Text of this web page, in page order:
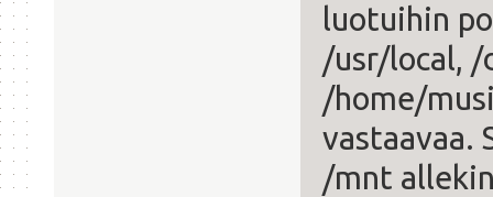
luotuihin
/usr/local, /
/home/
vastaavaa.
/mnt